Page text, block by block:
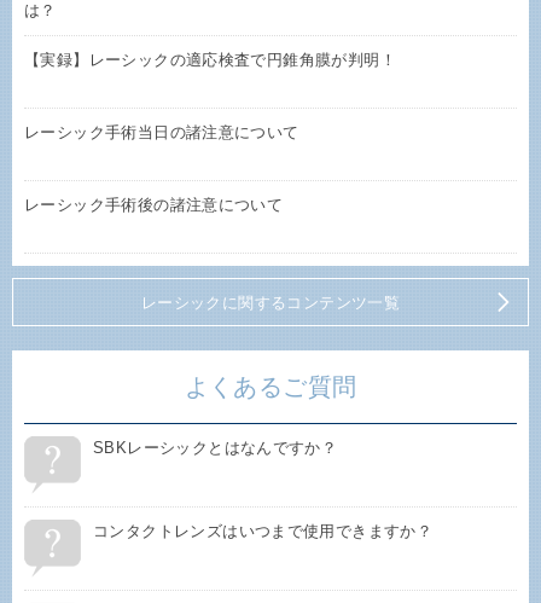
は？
【実録】レーシックの適応検査で円錐角膜が判明！
レーシック手術当日の諸注意について
レーシック手術後の諸注意について
レーシックに関するコンテンツ一覧
よくあるご質問
SBKレーシックとはなんですか？
コンタクトレンズはいつまで使用できますか？